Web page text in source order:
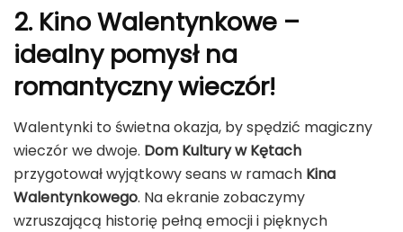
2. Kino Walentynkowe –
idealny pomysł na
romantyczny wieczór!
Walentynki to świetna okazja, by spędzić magiczny
wieczór we dwoje. Dom Kultury w Kętach
przygotował wyjątkowy seans w ramach Kina
Walentynkowego. Na ekranie zobaczymy
wzruszającą historię pełną emocji i pięknych